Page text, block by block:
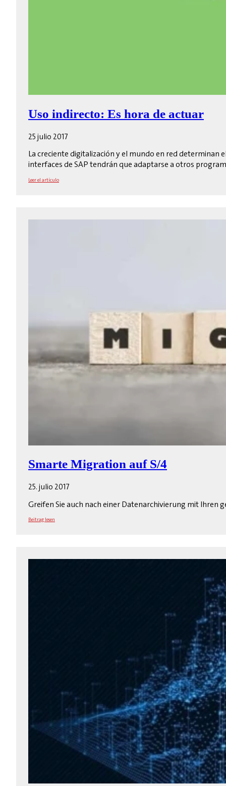
Uso indirecto: Es hora de actuar
25 julio 2017
La creciente digitalización y el mundo en red determinan
interfaces de SAP tendrán que adaptarse a otros
Leer el artículo
Smarte Migration auf S/4
25. julio 2017
Greifen Sie auch nach einer Datenarchivierung mit
Beitrag lesen